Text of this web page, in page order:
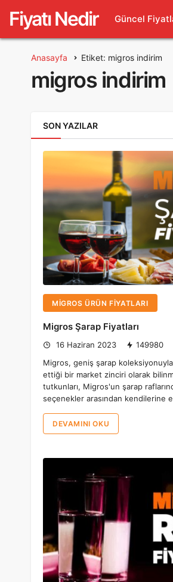
Fiyatı Nedir Güncel
Anasayfa Etiket: migros indirim
migros indirim
SON YAZILAR
MIGROS ÜRÜN FIYATLARI
Migros Şarap Fiyatları
16 Haziran 2023
149980
Migros, geniş şarap
ettiği bir market zinciri olarak
tutkunları, Migros'un şarap
seçenekler arasından kendilerine
DEVAMINI OKU